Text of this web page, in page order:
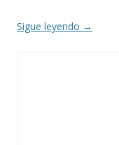
Sigue leyendo →